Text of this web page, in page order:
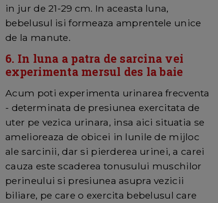
in jur de 21-29 cm. In aceasta luna,
bebelusul isi formeaza amprentele unice
de la manute.
6. In luna a patra de sarcina vei
experimenta mersul des la baie
Acum poti experimenta urinarea frecventa
- determinata de presiunea exercitata de
uter pe vezica urinara, insa aici situatia se
amelioreaza de obicei in lunile de mijloc
ale sarcinii, dar si pierderea urinei, a carei
cauza este scaderea tonusului muschilor
perineului si presiunea asupra vezicii
biliare, pe care o exercita bebelusul care